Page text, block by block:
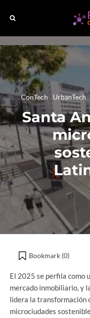
ConTech UrbanTech
Santa
Bookmark (0)
El 2025 se perfila como
mercado inmobiliario, y
lidera la transformación
microciudades